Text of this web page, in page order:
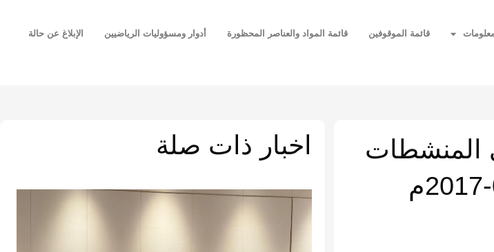
قائمة الموقوفين قائمة المواد والعناصر المحظورة أدوار ومسؤوليات الرياضيين الإبلاغ عن حالة
المنشطات
اخبار ذات صلة